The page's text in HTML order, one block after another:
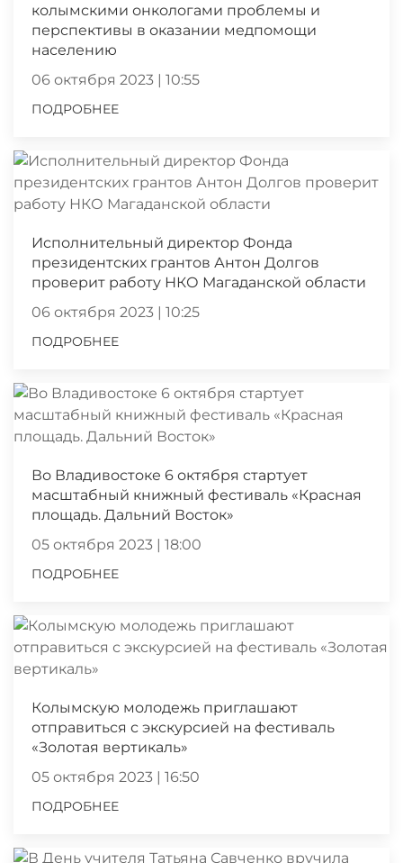
колымскими онкологами проблемы и
перспективы в оказании медпомощи
населению
06 октября 2023 | 10:55
ПОДРОБНЕЕ
Исполнительный директор Фонда
президентских грантов Антон Долгов
проверит работу НКО Магаданской области
06 октября 2023 | 10:25
ПОДРОБНЕЕ
Во Владивостоке 6 октября стартует
масштабный книжный фестиваль «Красная
площадь. Дальний Восток»
05 октября 2023 | 18:00
ПОДРОБНЕЕ
Колымскую молодежь приглашают
отправиться с экскурсией на фестиваль
«Золотая вертикаль»
05 октября 2023 | 16:50
ПОДРОБНЕЕ